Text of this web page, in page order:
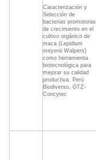
Caracterización y
Selección de
bacterias promotoras
de crecimiento en el
cultivo orgánico de
maca (Lepidium
meyenii Walpers)
como herramienta
biotecnológica para
mejorar su calidad
productiva. Perú
Biodiverso, GTZ-
Concytec